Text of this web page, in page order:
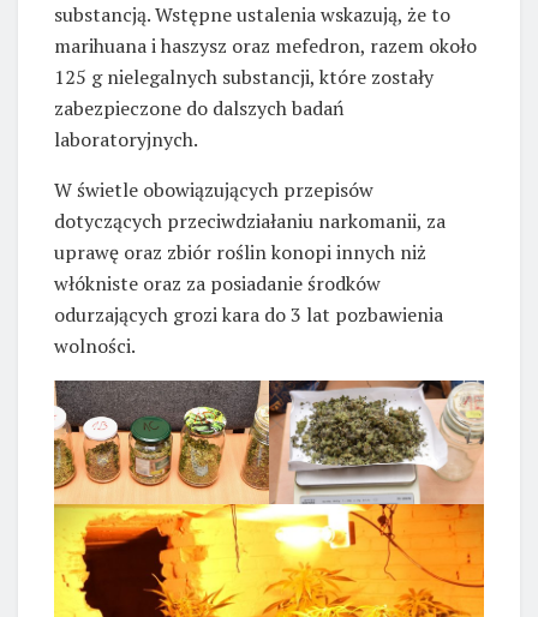
substancją. Wstępne ustalenia wskazują, że to
marihuana i haszysz oraz mefedron, razem około
125 g nielegalnych substancji, które zostały
zabezpieczone do dalszych badań
laboratoryjnych.
W świetle obowiązujących przepisów
dotyczących przeciwdziałaniu narkomanii, za
uprawę oraz zbiór roślin konopi innych niż
włókniste oraz za posiadanie środków
odurzających grozi kara do 3 lat pozbawienia
wolności.